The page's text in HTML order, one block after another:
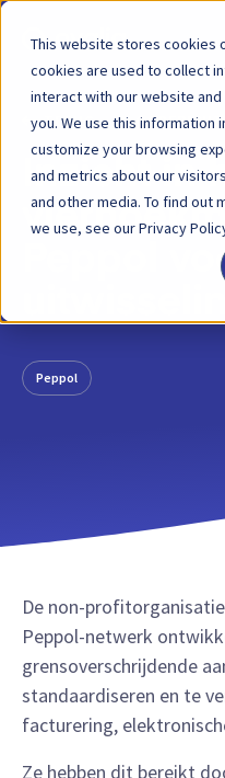
This website stores cookies
cookies are used to collect
interact with our website
you. We use this information
customize your browsing
and metrics about our
and other media. To find out
we use, see our Privacy
TERUG
Inzicht in
Peppol
Peppol
De non-profitorganisatie
Peppol-netwerk
grensoverschrijdende
standaardiseren en te
facturering,
Ze hebben dit bereikt